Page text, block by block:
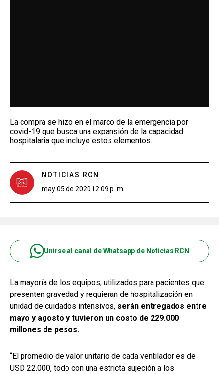
La compra se hizo en el marco de la emergencia por
covid-19 que busca una expansión de la capacidad
hospitalaria que incluye estos elementos.
NOTICIAS RCN
may 05 de 202012:09 p. m.
Unirse al canal de Whatsapp de Noticias RCN
La mayoría de los equipos, utilizados para pacientes que
presenten gravedad y requieran de hospitalización en
unidad de cuidados intensivos, serán entregados entre
mayo y agosto y tuvieron un costo de 229.000
millones de pesos.
“El promedio de valor unitario de cada ventilador es de
USD 22.000, todo con una estricta sujeción a los